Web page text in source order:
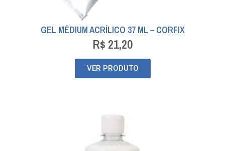
GEL MÉDIUM ACRÍLICO 37 ML – CORFIX
R$ 21,20
VER PRODUTO